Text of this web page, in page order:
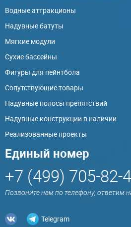
Водные аттракционы
Надувные батуты
Мягкие модули
Сухие бассейны
Фигуры для пейнтбола
Сопутствующие товары
Надувные полосы препятствий
Надувные конструкции в наличии
Реализованные проекты
Единый номер
+7 (499) 705-82-
Позвоните нам по телефону, ответим
Telegram